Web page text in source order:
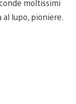
moltissimi
lupo, pioniere.